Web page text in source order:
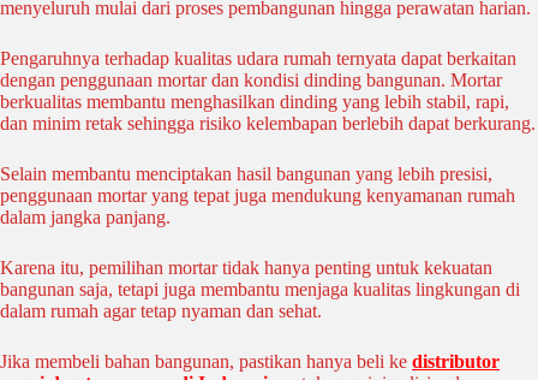
menyeluruh mulai dari proses pembangunan hingga perawatan harian.
Pengaruhnya terhadap kualitas udara rumah ternyata dapat berkaitan
dengan penggunaan mortar dan kondisi dinding bangunan. Mortar
berkualitas membantu menghasilkan dinding yang lebih stabil, rapi,
dan minim retak sehingga risiko kelembapan berlebih dapat berkurang.
Selain membantu menciptakan hasil bangunan yang lebih presisi,
penggunaan mortar yang tepat juga mendukung kenyamanan rumah
dalam jangka panjang.
Karena itu, pemilihan mortar tidak hanya penting untuk kekuatan
bangunan saja, tetapi juga membantu menjaga kualitas lingkungan di
dalam rumah agar tetap nyaman dan sehat.
Jika membeli bahan bangunan, pastikan hanya beli ke distributor